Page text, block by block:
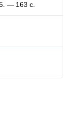
— 163 с.